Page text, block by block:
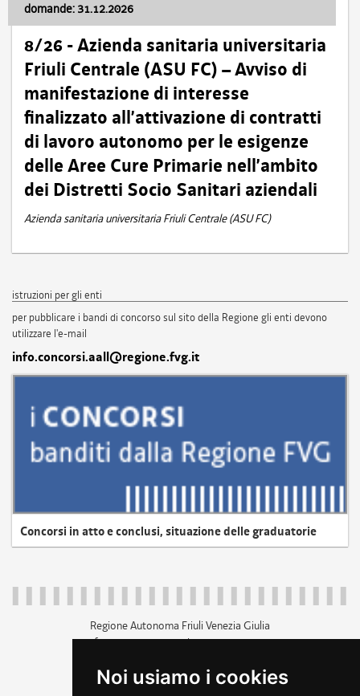
Noi usiamo i cookies
domande: 31.12.2026
8/26 - Azienda sanitaria universitaria
Friuli Centrale (ASU FC) – Avviso di
manifestazione di interesse
finalizzato all’attivazione di contratti
di lavoro autonomo per le esigenze
delle Aree Cure Primarie nell’ambito
dei Distretti Socio Sanitari aziendali
Azienda sanitaria universitaria Friuli Centrale (ASU FC)
istruzioni per gli enti
per pubblicare i bandi di concorso sul sito della Regione gli enti devono
utilizzare l'e-mail
info.concorsi.aall@regione.fvg.it
Concorsi in atto e conclusi, situazione delle graduatorie
Regione Autonoma Friuli Venezia Giulia
c.f. 80014930327; p.iva 00526040324
+39 040 3771111